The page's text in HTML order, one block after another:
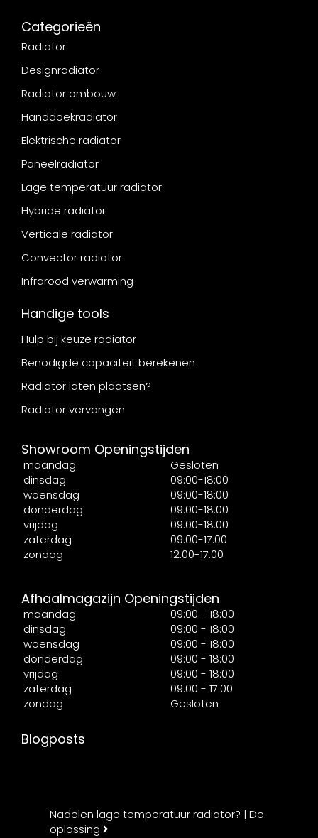
Categorieën
Radiator
Designradiator
Radiator ombouw
Handdoekradiator
Elektrische radiator
Paneelradiator
Lage temperatuur radiator
Hybride radiator
Verticale radiator
Convector radiator
Infrarood verwarming
Handige tools
Hulp bij keuze radiator
Benodigde capaciteit berekenen
Radiator laten plaatsen?
Radiator vervangen
Showroom Openingstijden
maandag
Gesloten
dinsdag
09:00-18:00
woensdag
09:00-18:00
donderdag
09:00-18:00
vrijdag
09:00-18:00
zaterdag
09:00-17:00
zondag
12:00-17:00
Afhaalmagazijn Openingstijden
maandag
09:00 - 18:00
dinsdag
09:00 - 18:00
woensdag
09:00 - 18:00
donderdag
09:00 - 18:00
vrijdag
09:00 - 18:00
zaterdag
09:00 - 17:00
zondag
Gesloten
Blogposts
Nadelen lage temperatuur radiator? | De
oplossing